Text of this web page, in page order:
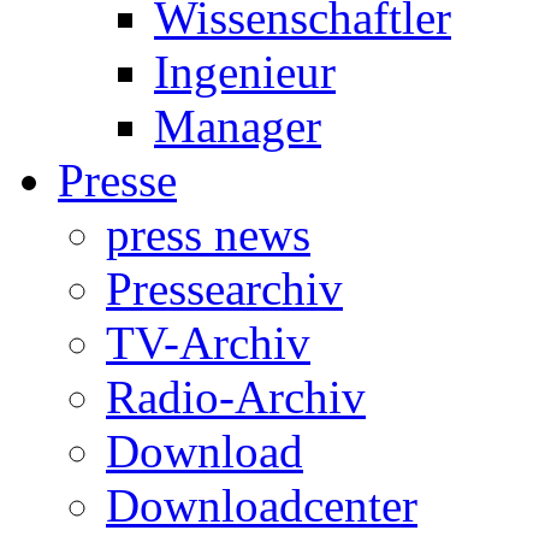
Wissenschaftler
Ingenieur
Manager
Presse
press news
Pressearchiv
TV-Archiv
Radio-Archiv
Download
Downloadcenter